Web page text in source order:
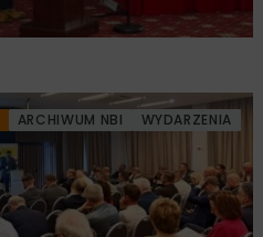
ARCHIWUM NBI WYDARZENIA